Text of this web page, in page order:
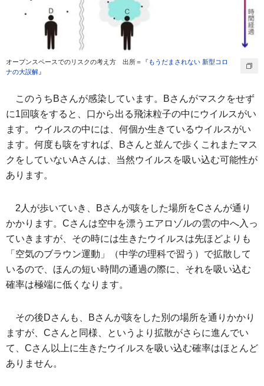
オープンスペースでのリスクの考え方 出所＝『 もうだまされない 新型コロ
ナの大誤解 』
このうちBさんが感染しています。Bさんがマスクをせず
に1回咳をすると、口から出る飛沫粒子の中にウイルスがい
ます。ウイルスの中には、何個か生きているウイルスがい
ます。何度も咳をすれば、Bさんと並んで歩くこれまたマス
クをしていないAさんは、当然ウイルスを吸い込む可能性が
あります。
2人が歩いていき、Bさんが咳をした場所をCさんが通り
かかります。Cさんは空中を漂うエアロゾルの雲の中へ入っ
ていきますが、その時には生きたウイルスは先ほどよりも
「空気のブラウン運動」（中学の理科で習う）で拡散して
いるので、ほんの短い時間の通過の際に、それを吸い込む
確率は極端に低くなります。
その後Dさんも、Bさんが咳をした別の場所を通りかかり
ますが、Cさんと同様、というより拡散がさらに進んでい
て、Cさん以上に生きたウイルスを吸い込む確率はほとんど
ありません。